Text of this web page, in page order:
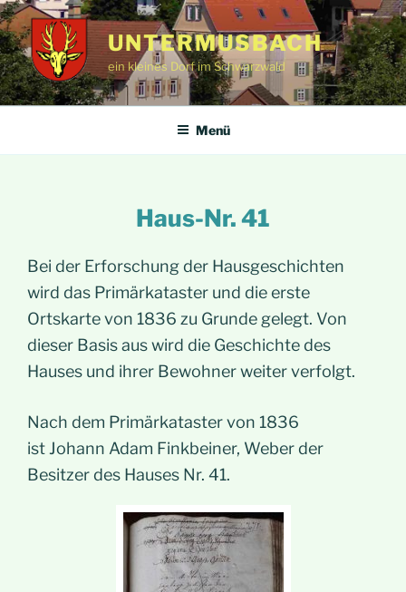
Zum
Inhalt
springen
UNTERMUSBACH
ein kleines Dorf im Schwarzwald
Menü
Haus-Nr. 41
Bei der Erforschung der Hausgeschichten
wird das Primärkataster und die erste
Ortskarte von 1836 zu Grunde gelegt. Von
dieser Basis aus wird die Geschichte des
Hauses und ihrer Bewohner weiter verfolgt.
Nach dem Primärkataster von 1836
ist Johann Adam Finkbeiner, Weber der
Besitzer des Hauses Nr. 41.